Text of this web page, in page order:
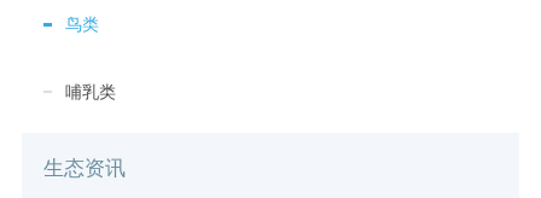
鸟类
哺乳类
生态资讯